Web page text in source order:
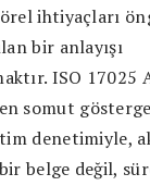
ihtiyaçları
bir anlayışı
ISO 17025
en somut
denetimiyle,
belge değil,